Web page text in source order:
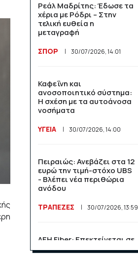
Ρεάλ Μαδρίτης: Έδωσε τα
χέρια με Ρόδρι – Στην
τελική ευθεία η
μεταγραφή
ΣΠΟΡ 30/07/2026, 14:01
Καφεΐνη και
ανοσοποιητικό σύστημα:
Η σχέση με τα αυτοάνοσα
νοσήματα
ΥΓΕΙΑ 30/07/2026, 14:00
Πειραιώς: Ανεβάζει στα 12
ευρώ την τιμή-στόχο UBS
- Βλέπει νέα περιθώρια
ανόδου
ΤΡΑΠΕΖΕΣ 30/07/2026, 13:59
ΔΕΗ Fiber: Επεκτείνεται σε
15 νέες περιοχές σε Αττική